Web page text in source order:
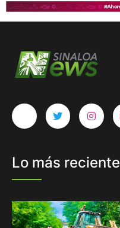
Lo más reciente